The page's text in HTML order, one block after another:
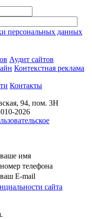
персональных данных
Аудит сайтов
Контекстная реклама
Контакты
94, пом. 3Н
2026
имя
телефона
E-mail
сайта